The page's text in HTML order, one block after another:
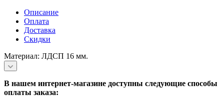
Описание
Оплата
Доставка
Скидки
Материал: ЛДСП 16 мм.
В нашем интернет-магазине доступны следующие способы
оплаты заказа: